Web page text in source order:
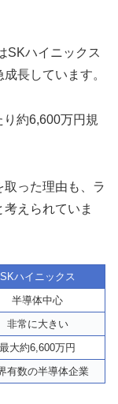
SKハイニックス
長しています。
約6,600万円規
った理由も、ラ
えられていま
SKハイニックス
半導体中心
非常に大きい
最大約6,600万円
有数の半導体企業